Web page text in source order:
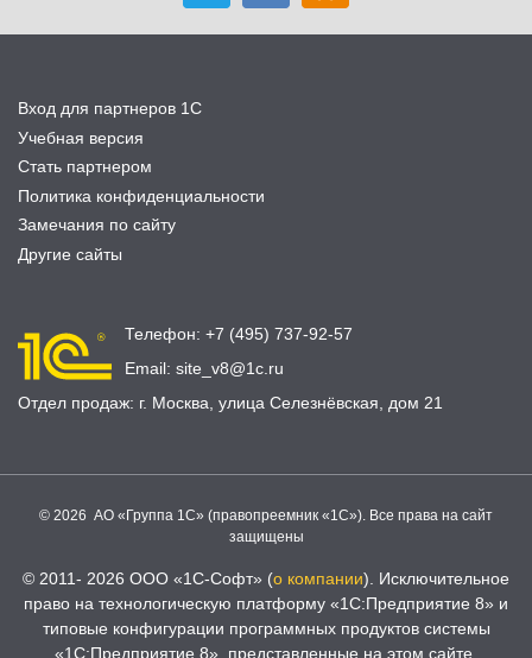
Вход для партнеров 1С
Учебная версия
Стать партнером
Политика конфиденциальности
Замечания по сайту
Другие сайты
Телефон: +7 (495) 737-92-57
Email: site_v8@1c.ru
Отдел продаж: г. Москва, улица Селезнёвская, дом 21
© 2026 АО «Группа 1С» (правопреемник «1С»). Все права на сайт
защищены
© 2011- 2026 ООО «1С-Софт» (о компании). Исключительное
право на технологическую платформу «1С:Предприятие 8» и
типовые конфигурации программных продуктов системы
«1С:Предприятие 8», представленные на этом сайте,